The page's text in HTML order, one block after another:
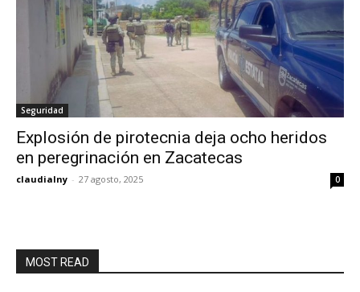
Seguridad
Explosión de pirotecnia deja ocho heridos
en peregrinación en Zacatecas
claudialny - 27 agosto, 2025 0
MOST READ